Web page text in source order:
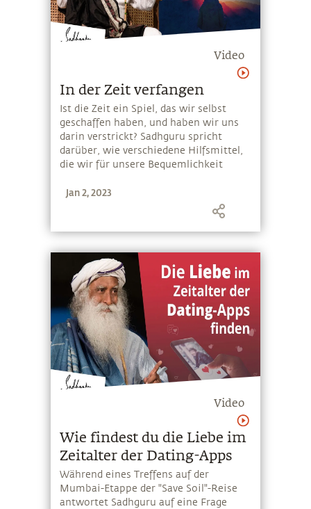
Video
In der Zeit verfangen
Ist die Zeit ein Spiel, das wir selbst
geschaffen haben, und haben wir uns
darin verstrickt? Sadhguru spricht
darüber, wie verschiedene Hilfsmittel,
die wir für unsere Bequemlichkeit
Technologie oder Bequemlichkeit - zu
einer Last werden können, wenn wir
Jan 2, 2023
Video
Wie findest du die Liebe im
Zeitalter der Dating-Apps
Während eines Treffens auf der
Mumbai-Etappe der "Save Soil"-Reise
antwortet Sadhguru auf eine Frage